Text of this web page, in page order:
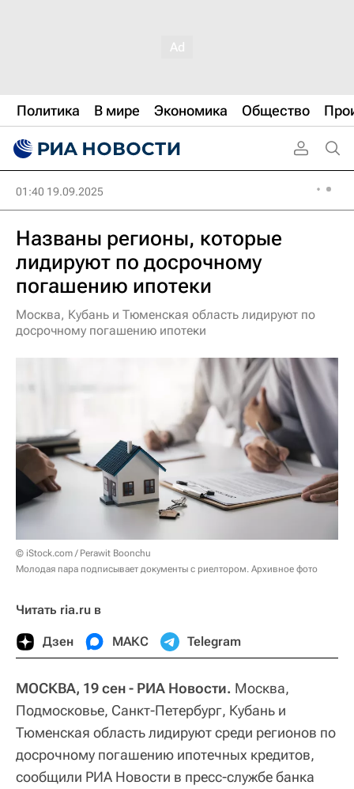
Политика В мире Экономика Общество
01:40 19.09.2025
Названы регионы, которые
лидируют по досрочному
погашению ипотеки
Москва, Кубань и Тюменская область лидируют по
досрочному погашению ипотеки
© iStock.com / Perawit Boonchu
Молодая пара подписывает документы с риелтором. Архивное фото
Читать ria.ru в
Дзен МАКС Telegram
МОСКВА, 19 сен - РИА Новости. Москва,
Подмосковье, Санкт-Петербург, Кубань и
Тюменская область лидируют среди регионов по
досрочному погашению ипотечных кредитов,
сообщили РИА Новости в пресс-службе банка